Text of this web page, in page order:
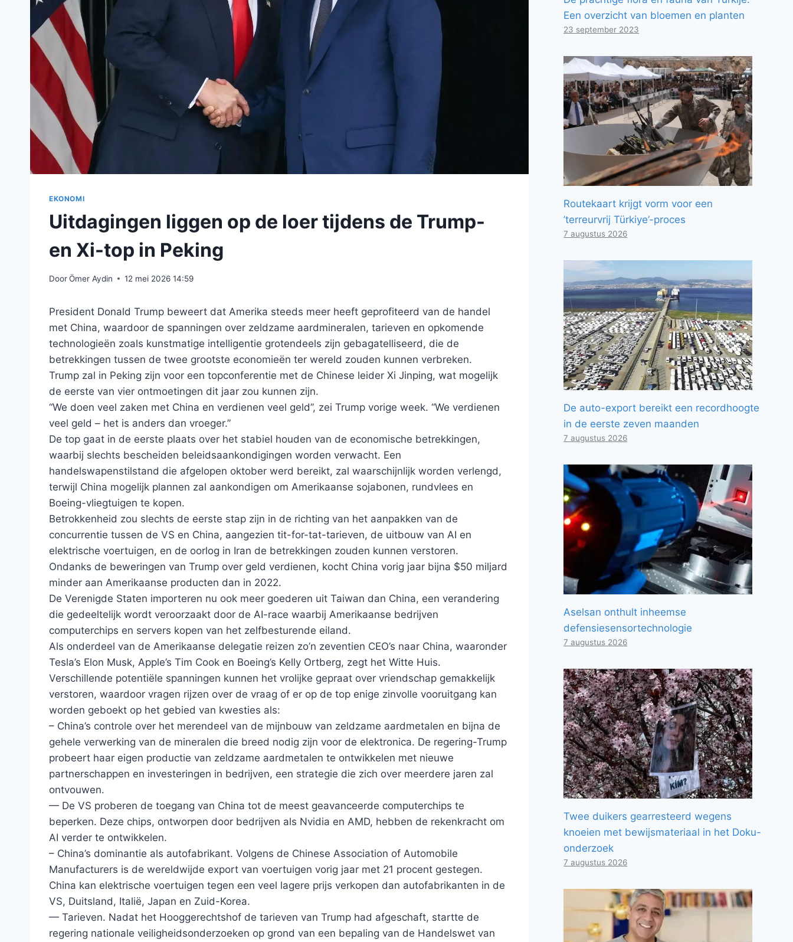
EKONOMI
Uitdagingen liggen op de loer tijdens de Trump-
en Xi-top in Peking
DoorÖmer Aydin 12 mei 2026 14:59
President Donald Trump beweert dat Amerika steeds meer heeft geprofiteerd van de handel
met China, waardoor de spanningen over zeldzame aardmineralen, tarieven en opkomende
technologieën zoals kunstmatige intelligentie grotendeels zijn gebagatelliseerd, die de
betrekkingen tussen de twee grootste economieën ter wereld zouden kunnen verbreken.
Trump zal in Peking zijn voor een topconferentie met de Chinese leider Xi Jinping, wat mogelijk
de eerste van vier ontmoetingen dit jaar zou kunnen zijn.
“We doen veel zaken met China en verdienen veel geld”, zei Trump vorige week. “We verdienen
veel geld – het is anders dan vroeger.”
De top gaat in de eerste plaats over het stabiel houden van de economische betrekkingen,
waarbij slechts bescheiden beleidsaankondigingen worden verwacht. Een
handelswapenstilstand die afgelopen oktober werd bereikt, zal waarschijnlijk worden verlengd,
terwijl China mogelijk plannen zal aankondigen om Amerikaanse sojabonen, rundvlees en
Boeing-vliegtuigen te kopen.
Betrokkenheid zou slechts de eerste stap zijn in de richting van het aanpakken van de
concurrentie tussen de VS en China, aangezien tit-for-tat-tarieven, de uitbouw van AI en
elektrische voertuigen, en de oorlog in Iran de betrekkingen zouden kunnen verstoren.
Ondanks de beweringen van Trump over geld verdienen, kocht China vorig jaar bijna $50 miljard
minder aan Amerikaanse producten dan in 2022.
De Verenigde Staten importeren nu ook meer goederen uit Taiwan dan China, een verandering
die gedeeltelijk wordt veroorzaakt door de AI-race waarbij Amerikaanse bedrijven
computerchips en servers kopen van het zelfbesturende eiland.
Als onderdeel van de Amerikaanse delegatie reizen zo’n zeventien CEO’s naar China, waaronder
Tesla’s Elon Musk, Apple’s Tim Cook en Boeing’s Kelly Ortberg, zegt het Witte Huis.
Verschillende potentiële spanningen kunnen het vrolijke gepraat over vriendschap gemakkelijk
verstoren, waardoor vragen rijzen over de vraag of er op de top enige zinvolle vooruitgang kan
worden geboekt op het gebied van kwesties als:
– China’s controle over het merendeel van de mijnbouw van zeldzame aardmetalen en bijna de
gehele verwerking van de mineralen die breed nodig zijn voor de elektronica. De regering-Trump
probeert haar eigen productie van zeldzame aardmetalen te ontwikkelen met nieuwe
partnerschappen en investeringen in bedrijven, een strategie die zich over meerdere jaren zal
ontvouwen.
— De VS proberen de toegang van China tot de meest geavanceerde computerchips te
beperken. Deze chips, ontworpen door bedrijven als Nvidia en AMD, hebben de rekenkracht om
AI verder te ontwikkelen.
– China’s dominantie als autofabrikant. Volgens de Chinese Association of Automobile
Manufacturers is de wereldwijde export van voertuigen vorig jaar met 21 procent gestegen.
China kan elektrische voertuigen tegen een veel lagere prijs verkopen dan autofabrikanten in de
VS, Duitsland, Italië, Japan en Zuid-Korea.
— Tarieven. Nadat het Hooggerechtshof de tarieven van Trump had afgeschaft, startte de
regering nationale veiligheidsonderzoeken op grond van een bepaling van de Handelswet van
Een overzicht van bloemen en planten
23 september 2023
Routekaart krijgt vorm voor een
’terreurvrij Türkiye’-proces
7 augustus 2026
De auto-export bereikt een recordhoogte
in de eerste zeven maanden
7 augustus 2026
Aselsan onthult inheemse
defensiesensortechnologie
7 augustus 2026
Twee duikers gearresteerd wegens
knoeien met bewijsmateriaal in het Doku-
onderzoek
7 augustus 2026